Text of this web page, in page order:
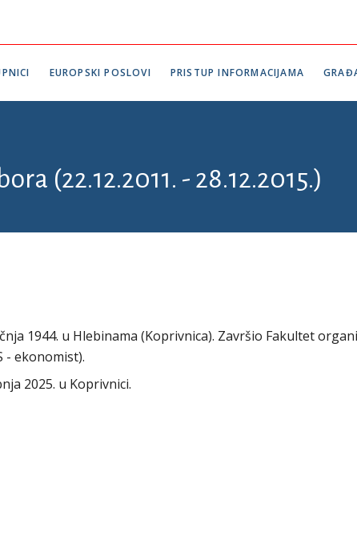
EUROPSKI POSLOVI PRISTUP INFORMACIJAMA
(22.12.2011. - 28.12.2015.)
1944. u Hlebinama (Koprivnica). Završio Fakultet
- ekonomist).
2025. u Koprivnici.